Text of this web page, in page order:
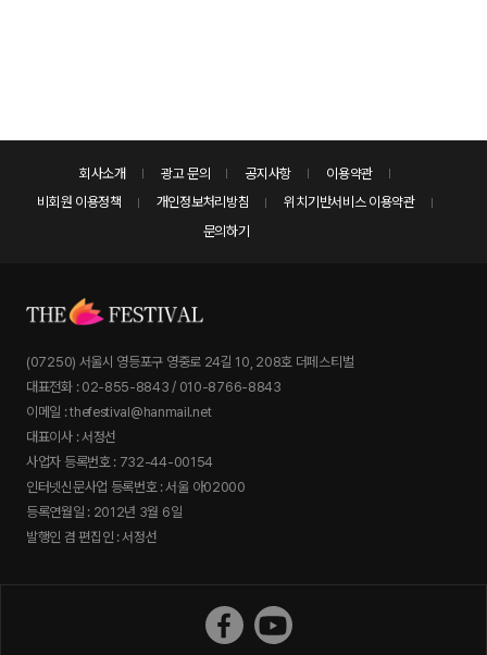
회사소개 광고 문의 공지사항
이용약관
비회원 이용정책
개인정보처리방침
위치기반서비스 이용약관
문의하기
(07250) 서울시 영등포구 영중로 24길 10, 208호 더페스티벌
대표전화 : 02-855-8843 / 010-8766-8843
이메일 : thefestival@hanmail.net
대표이사 : 서정선
사업자 등록번호 : 732-44-00154
인터넷신문사업 등록번호 : 서울 아02000
등록연월일 : 2012년 3월 6일
발행인 겸 편집인 : 서정선
더페스티벌 페이스북
더페스티벌 유튜브